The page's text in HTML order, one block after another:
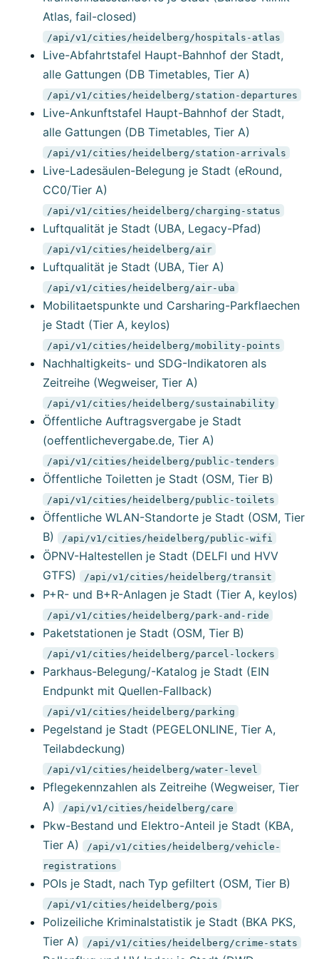
Atlas, fail-closed)
/api/v1/cities/heidelberg/hospitals-atlas
Live-Abfahrtstafel Haupt-Bahnhof der Stadt,
alle Gattungen (DB Timetables, Tier A)
/api/v1/cities/heidelberg/station-departures
Live-Ankunftstafel Haupt-Bahnhof der Stadt,
alle Gattungen (DB Timetables, Tier A)
/api/v1/cities/heidelberg/station-arrivals
Live-Ladesäulen-Belegung je Stadt (eRound,
CC0/Tier A)
/api/v1/cities/heidelberg/charging-status
Luftqualität je Stadt (UBA, Legacy-Pfad)
/api/v1/cities/heidelberg/air
Luftqualität je Stadt (UBA, Tier A)
/api/v1/cities/heidelberg/air-uba
Mobilitaetspunkte und Carsharing-Parkflaechen
je Stadt (Tier A, keylos)
/api/v1/cities/heidelberg/mobility-points
Nachhaltigkeits- und SDG-Indikatoren als
Zeitreihe (Wegweiser, Tier A)
/api/v1/cities/heidelberg/sustainability
Öffentliche Auftragsvergabe je Stadt
(oeffentlichevergabe.de, Tier A)
/api/v1/cities/heidelberg/public-tenders
Öffentliche Toiletten je Stadt (OSM, Tier B)
/api/v1/cities/heidelberg/public-toilets
Öffentliche WLAN-Standorte je Stadt (OSM, Tier
B)
/api/v1/cities/heidelberg/public-wifi
ÖPNV-Haltestellen je Stadt (DELFI und HVV
GTFS)
/api/v1/cities/heidelberg/transit
P+R- und B+R-Anlagen je Stadt (Tier A, keylos)
/api/v1/cities/heidelberg/park-and-ride
Paketstationen je Stadt (OSM, Tier B)
/api/v1/cities/heidelberg/parcel-lockers
Parkhaus-Belegung/-Katalog je Stadt (EIN
Endpunkt mit Quellen-Fallback)
/api/v1/cities/heidelberg/parking
Pegelstand je Stadt (PEGELONLINE, Tier A,
Teilabdeckung)
/api/v1/cities/heidelberg/water-level
Pflegekennzahlen als Zeitreihe (Wegweiser, Tier
A)
/api/v1/cities/heidelberg/care
Pkw-Bestand und Elektro-Anteil je Stadt (KBA,
Tier A)
/api/v1/cities/heidelberg/vehicle-
registrations
POIs je Stadt, nach Typ gefiltert (OSM, Tier B)
/api/v1/cities/heidelberg/pois
Polizeiliche Kriminalstatistik je Stadt (BKA PKS,
Tier A)
/api/v1/cities/heidelberg/crime-stats